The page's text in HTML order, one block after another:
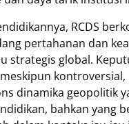
RCDS
pertahanan dan
strategis global.
dinamika geopolitik
bahkan yang